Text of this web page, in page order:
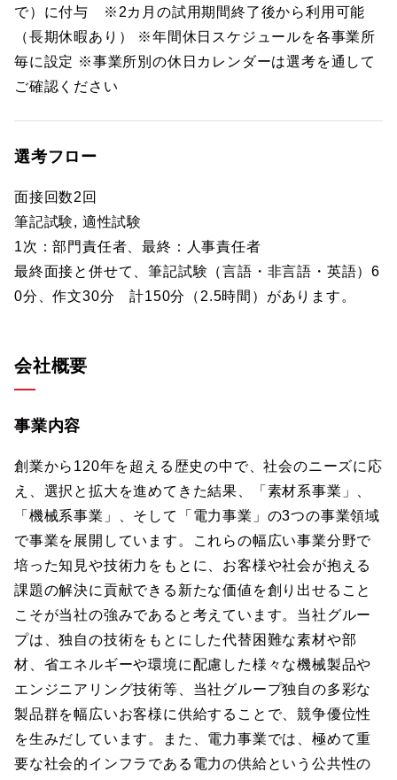
で）に付与 ※2カ月の試用期間終了後から利用可能
（長期休暇あり） ※年間休日スケジュールを各事業所
毎に設定 ※事業所別の休日カレンダーは選考を通して
ご確認ください
選考フロー
面接回数2回
筆記試験, 適性試験
1次：部門責任者、最終：人事責任者
最終面接と併せて、筆記試験（言語・非言語・英語）6
0分、作文30分 計150分（2.5時間）があります。
会社概要
事業内容
創業から120年を超える歴史の中で、社会のニーズに応
え、選択と拡大を進めてきた結果、「素材系事業」、
「機械系事業」、そして「電力事業」の3つの事業領域
で事業を展開しています。これらの幅広い事業分野で
培った知見や技術力をもとに、お客様や社会が抱える
課題の解決に貢献できる新たな価値を創り出せること
こそが当社の強みであると考えています。当社グルー
プは、独自の技術をもとにした代替困難な素材や部
材、省エネルギーや環境に配慮した様々な機械製品や
エンジニアリング技術等、当社グループ独自の多彩な
製品群を幅広いお客様に供給することで、競争優位性
を生みだしています。また、電力事業では、極めて重
要な社会的インフラである電力の供給という公共性の